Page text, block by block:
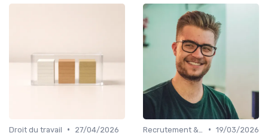
Droit du travail •
27/04/2026
• 19/03/2026